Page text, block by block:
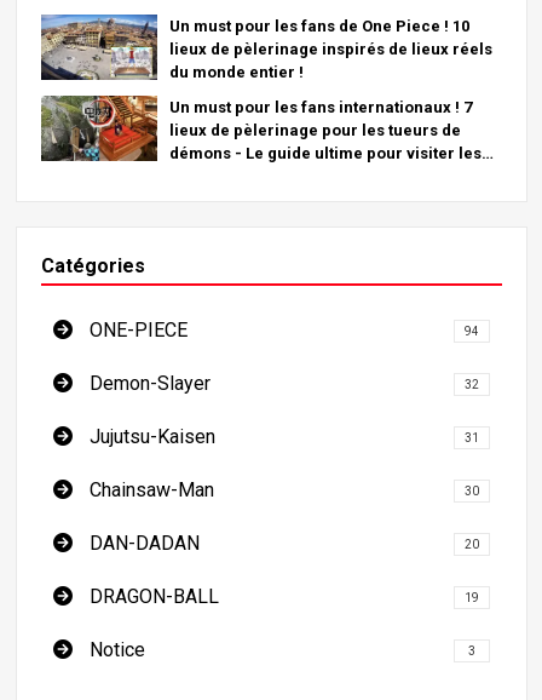
Un must pour les fans de One Piece ! 10
lieux de pèlerinage inspirés de lieux réels
du monde entier !
Un must pour les fans internationaux ! 7
lieux de pèlerinage pour les tueurs de
démons - Le guide ultime pour visiter les
Catégories
ONE-PIECE 94
Demon-Slayer 32
Jujutsu-Kaisen 31
Chainsaw-Man 30
DAN-DADAN 20
DRAGON-BALL 19
Notice 3